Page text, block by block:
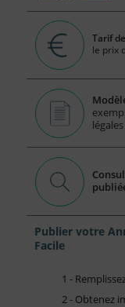
Tarif
le prix
légales
Publier votre
Facile
1 -
2 - Obtenez